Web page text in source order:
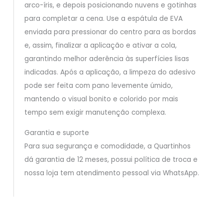
arco-íris, e depois posicionando nuvens e gotinhas
para completar a cena. Use a espátula de EVA
enviada para pressionar do centro para as bordas
e, assim, finalizar a aplicação e ativar a cola,
garantindo melhor aderência às superfícies lisas
indicadas. Após a aplicação, a limpeza do adesivo
pode ser feita com pano levemente úmido,
mantendo o visual bonito e colorido por mais
tempo sem exigir manutenção complexa.
Garantia e suporte
Para sua segurança e comodidade, a Quartinhos
dá garantia de 12 meses, possui política de troca e
nossa loja tem atendimento pessoal via WhatsApp.